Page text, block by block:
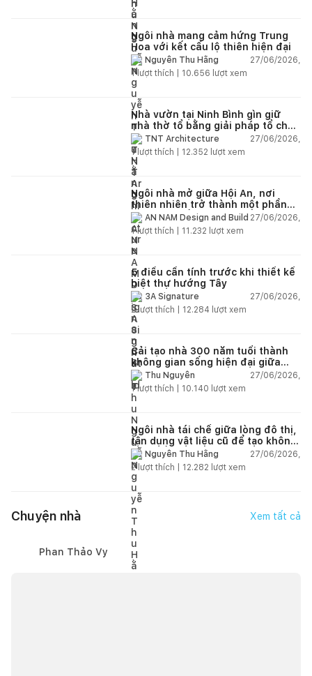
Ngôi nhà mang cảm hứng Trung
Hoa với kết cấu lộ thiên hiện đại
Nguyễn Thu Hằng
27/06/2026,
1lượt thích | 10.656 lượt xem
Nhà vườn tại Ninh Bình gìn giữ
nhà thờ tổ bằng giải pháp tổ chức
lại không gian
TNT Architecture
27/06/2026,
1lượt thích | 12.352 lượt xem
Ngôi nhà mở giữa Hội An, nơi
thiên nhiên trở thành một phần
của cuộc sống
AN NAM Design and Build 27/06/2026,
1lượt thích | 11.232 lượt xem
5 điều cần tính trước khi thiết kế
biệt thự hướng Tây
3A Signature
27/06/2026,
2lượt thích | 12.284 lượt xem
Cải tạo nhà 300 năm tuổi thành
không gian sống hiện đại giữa
thiên nhiên
Thu Nguyễn
27/06/2026,
1lượt thích | 10.140 lượt xem
Ngôi nhà tái chế giữa lòng đô thị,
tận dụng vật liệu cũ để tạo không
gian sống linh hoạt
Nguyễn Thu Hằng
27/06/2026,
2lượt thích | 12.282 lượt xem
Chuyện nhà Xem tất cả
Phan Thảo Vy